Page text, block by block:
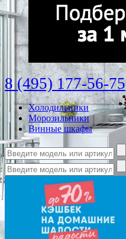
8 (495) 177-56-75
Холодильники
Морозильники
Винные шкафы